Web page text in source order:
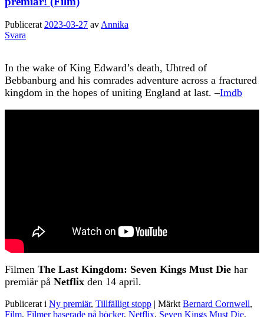
Publicerat 2023-03-27 av Annika
Svara
In the wake of King Edward’s death, Uhtred of
Bebbanburg and his comrades adventure across a fractured
kingdom in the hopes of uniting England at last. –Imdb
Filmen The Last Kingdom: Seven Kings Must Die har
premiär på Netflix den 14 april.
Publicerat i Ny premiär, Tillfälligt stopp | Märkt Bernard Cornwell,
Film, Filmer baserade på böcker, Netflix, Seven Kings Must Die,